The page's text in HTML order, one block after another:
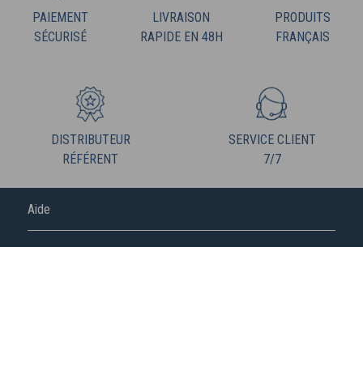
PAIEMENT
SÉCURISÉ
LIVRAISON
RAPIDE EN 48H
PRODUITS
FRANÇAIS
DISTRIBUTEUR
RÉFÉRENT
SERVICE CLIENT
7/7
Aide